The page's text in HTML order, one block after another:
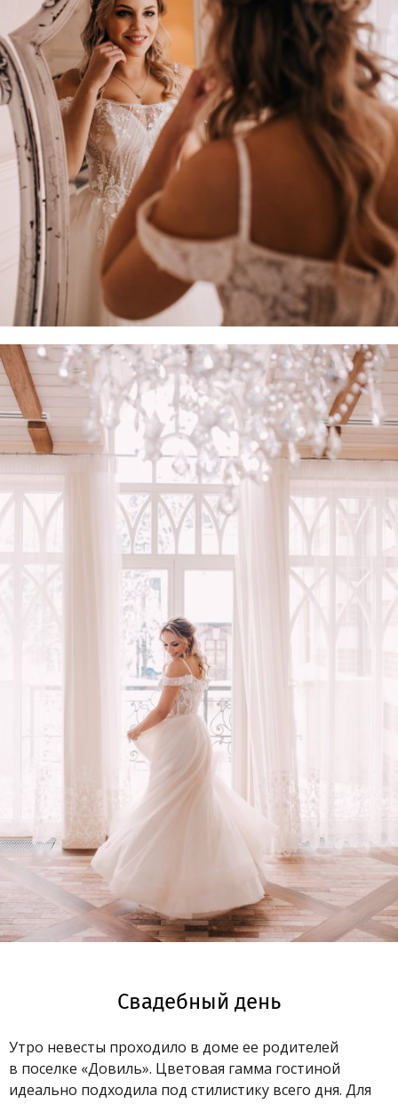
Свадебный день
Утро невесты проходило в доме ее родителей
в поселке «Довиль». Цветовая гамма гостиной
идеально подходила под стилистику всего дня. Для